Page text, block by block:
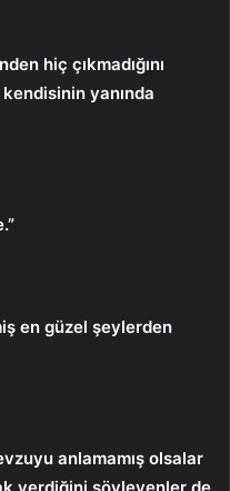
hiç çıkmadığını
yanında
en güzel şeylerden
anlamamış olsalar
verdiğini söyleyenler de